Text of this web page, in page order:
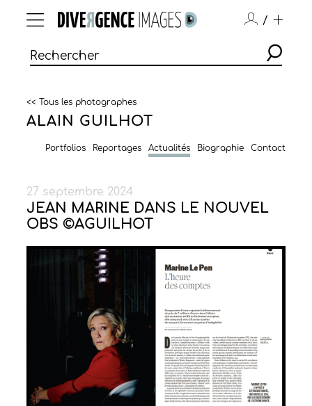
/
<< Tous les photographes
ALAIN GUILHOT
Portfolios Reportages Actualités Biographie Contact
27 septembre 2024
JEAN MARINE DANS LE NOUVEL
OBS ©AGUILHOT